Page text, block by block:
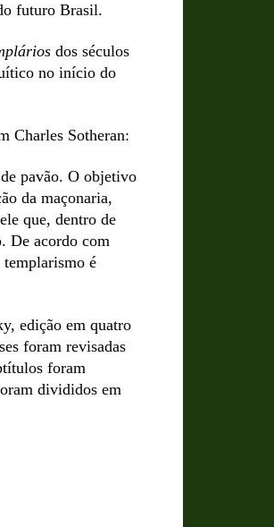
futuro Brasil.
dos séculos
no início do
Charles Sotheran:
pavão. O objetivo
da maçonaria,
que, dentro de
De acordo com
templarismo é
edição em quatro
foram revisadas
foram
divididos em